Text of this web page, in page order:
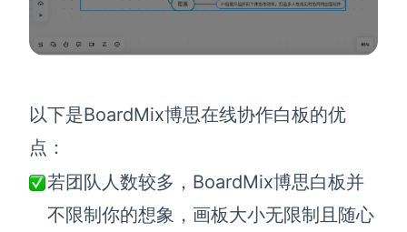
以下是BoardMix博思在线协作白板的优
点：
若团队人数较多，BoardMix博思白板并
不限制你的想象，画板大小无限制且随心